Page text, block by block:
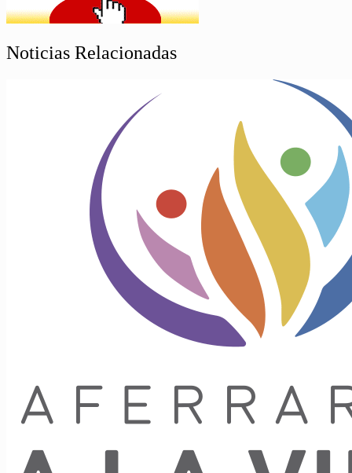
Noticias Relacionadas